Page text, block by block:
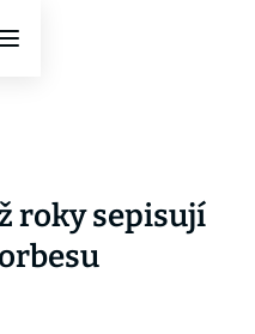
roky sepisují